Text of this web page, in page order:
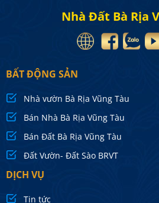
Nhà Đất Bà Rịa
BẤT ĐỘNG SẢN
Nhà vườn Bà Rịa Vũng Tàu
Bán Nhà Bà Rịa Vũng Tàu
Bán Đất Bà Rịa Vũng Tàu
Đất Vườn- Đất Sào BRVT
DỊCH VỤ
Tin tức